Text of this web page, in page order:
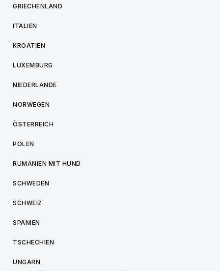
GRIECHENLAND
ITALIEN
KROATIEN
LUXEMBURG
NIEDERLANDE
NORWEGEN
ÖSTERREICH
POLEN
RUMÄNIEN MIT HUND
SCHWEDEN
SCHWEIZ
SPANIEN
TSCHECHIEN
UNGARN